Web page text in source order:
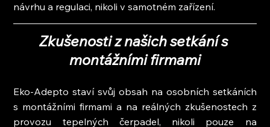
návrhu a regulaci, nikoli v samotném zařízení.
Zkušenosti z našich setkání s
montážními firmami
Eko-Adepto staví svůj obsah na osobních setkáních
s montážními firmami a na reálných zkušenostech z
provozu tepelných čerpadel, nikoli pouze na